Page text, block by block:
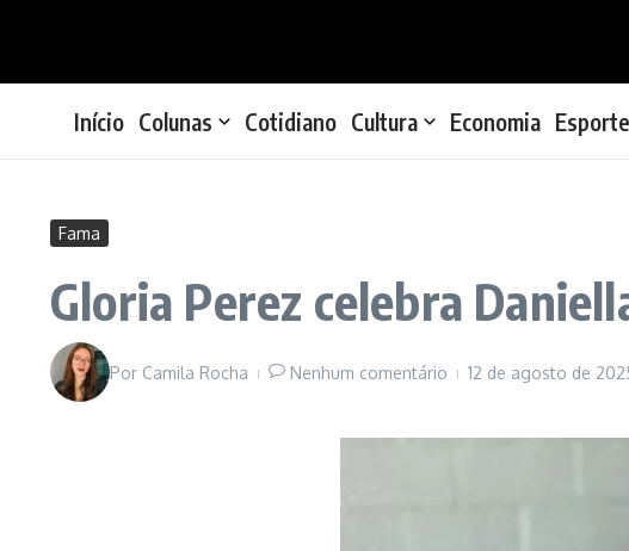
Início Colunas Cotidiano Cultura Economia
Fama
Gloria Perez celebra
Por Camila Rocha Nenhum comentário 12 de agosto de